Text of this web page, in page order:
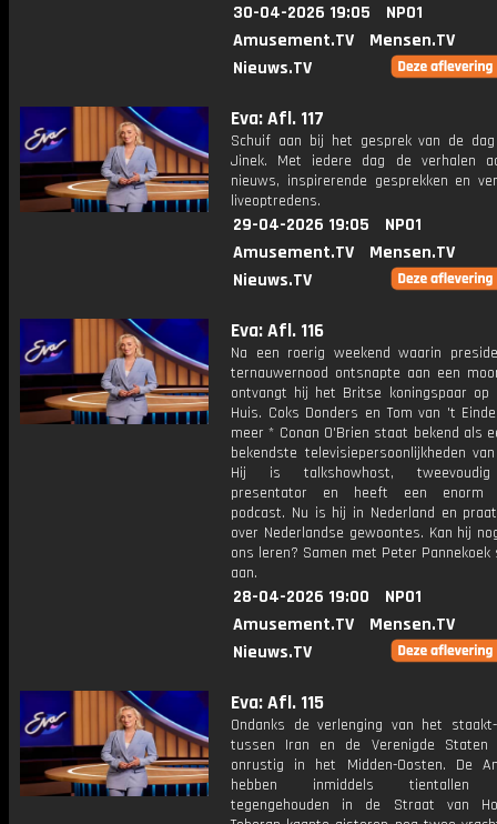
30-04-2026 19:05
NPO1
Amusement.TV
Mensen.TV
Nieuws.TV
Eva: Afl. 117
Schuif aan bij het gesprek van de
Jinek. Met iedere dag de verhalen
nieuws, inspirerende gesprekken en
liveoptredens.
29-04-2026 19:05
NPO1
Amusement.TV
Mensen.TV
Nieuws.TV
Eva: Afl. 116
Na een roerig weekend waarin
ternauwernood ontsnapte aan een
ontvangt hij het Britse koningspaar op
Huis. Coks Donders en Tom van 't
meer * Conan O'Brien staat bekend als
bekendste televisiepersoonlijkheden
Hij is talkshowhost,
presentator en heeft een enorm
podcast. Nu is hij in Nederland en
over Nederlandse gewoontes. Kan hij
ons leren? Samen met Peter
aan.
28-04-2026 19:00
NPO1
Amusement.TV
Mensen.TV
Nieuws.TV
Eva: Afl. 115
Ondanks de verlenging van het
tussen Iran en de Verenigde
onrustig in het Midden-Oosten. De
hebben inmiddels tientallen
tegengehouden in de Straat van